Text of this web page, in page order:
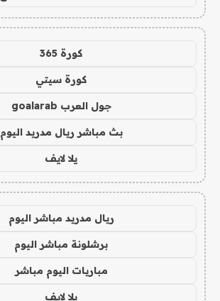
كورة 365
كورة سيتي
جول العرب goalarab
بث مباشر ريال مدريد اليوم
يلا لايف
ريال مدريد مباشر اليوم
برشلونة مباشر اليوم
مباريات اليوم مباشر
يلا لايف